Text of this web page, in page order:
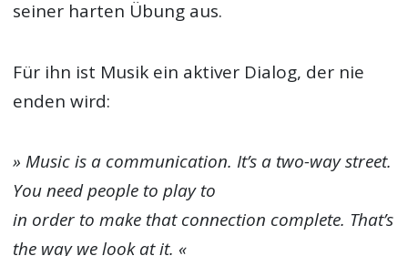
seiner harten Übung aus.
Für ihn ist Musik ein aktiver Dialog, der nie
enden wird:
» Music is a communication. It’s a two-way street.
You need people to play to
in order to make that connection complete. That’s
the way we look at it. «